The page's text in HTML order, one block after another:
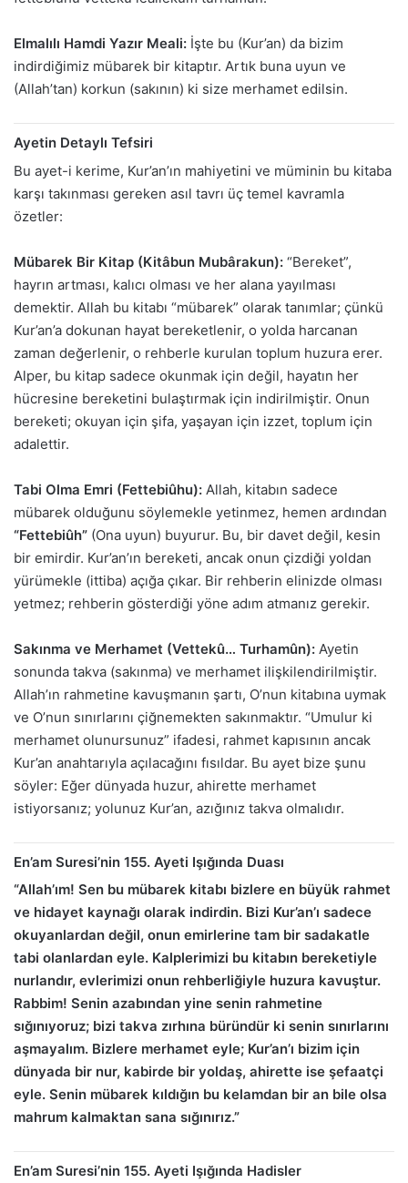
Elmalılı Hamdi Yazır Meali: İşte bu (Kur’an) da bizim
indirdiğimiz mübarek bir kitaptır. Artık buna uyun ve
(Allah’tan) korkun (sakının) ki size merhamet edilsin.
Ayetin Detaylı Tefsiri
Bu ayet-i kerime, Kur’an’ın mahiyetini ve müminin bu kitaba
karşı takınması gereken asıl tavrı üç temel kavramla
özetler:
Mübarek Bir Kitap (Kitâbun Mubârakun): “Bereket”,
hayrın artması, kalıcı olması ve her alana yayılması
demektir. Allah bu kitabı “mübarek” olarak tanımlar; çünkü
Kur’an’a dokunan hayat bereketlenir, o yolda harcanan
zaman değerlenir, o rehberle kurulan toplum huzura erer.
Alper, bu kitap sadece okunmak için değil, hayatın her
hücresine bereketini bulaştırmak için indirilmiştir. Onun
bereketi; okuyan için şifa, yaşayan için izzet, toplum için
adalettir.
Tabi Olma Emri (Fettebiûhu): Allah, kitabın sadece
mübarek olduğunu söylemekle yetinmez, hemen ardından
“Fettebiûh” (Ona uyun) buyurur. Bu, bir davet değil, kesin
bir emirdir. Kur’an’ın bereketi, ancak onun çizdiği yoldan
yürümekle (ittiba) açığa çıkar. Bir rehberin elinizde olması
yetmez; rehberin gösterdiği yöne adım atmanız gerekir.
Sakınma ve Merhamet (Vettekû… Turhamûn): Ayetin
sonunda takva (sakınma) ve merhamet ilişkilendirilmiştir.
Allah’ın rahmetine kavuşmanın şartı, O’nun kitabına uymak
ve O’nun sınırlarını çiğnemekten sakınmaktır. “Umulur ki
merhamet olunursunuz” ifadesi, rahmet kapısının ancak
Kur’an anahtarıyla açılacağını fısıldar. Bu ayet bize şunu
söyler: Eğer dünyada huzur, ahirette merhamet
istiyorsanız; yolunuz Kur’an, azığınız takva olmalıdır.
En’am Suresi’nin 155. Ayeti Işığında Duası
“Allah’ım! Sen bu mübarek kitabı bizlere en büyük rahmet
ve hidayet kaynağı olarak indirdin. Bizi Kur’an’ı sadece
okuyanlardan değil, onun emirlerine tam bir sadakatle
tabi olanlardan eyle. Kalplerimizi bu kitabın bereketiyle
nurlandır, evlerimizi onun rehberliğiyle huzura kavuştur.
Rabbim! Senin azabından yine senin rahmetine
sığınıyoruz; bizi takva zırhına büründür ki senin sınırlarını
aşmayalım. Bizlere merhamet eyle; Kur’an’ı bizim için
dünyada bir nur, kabirde bir yoldaş, ahirette ise şefaatçi
eyle. Senin mübarek kıldığın bu kelamdan bir an bile olsa
mahrum kalmaktan sana sığınırız.”
En’am Suresi’nin 155. Ayeti Işığında Hadisler